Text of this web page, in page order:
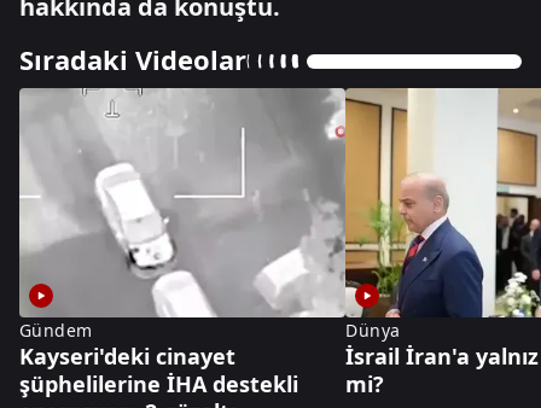
hakkında da konuştu.
Sıradaki Videolar
Gündem
Kayseri'deki cinayet
şüphelilerine İHA destekli
Dünya
İsrail İran'a
mi?